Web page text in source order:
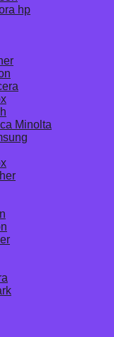
hp
Minolta